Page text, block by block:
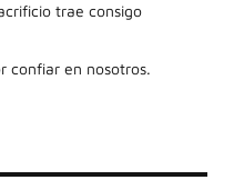
trae consigo
confiar en nosotros.